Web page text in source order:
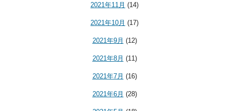
2021年11月 (14)
2021年10月 (17)
2021年9月 (12)
2021年8月 (11)
2021年7月 (16)
2021年6月 (28)